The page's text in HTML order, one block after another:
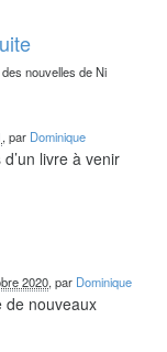
nouvelles de Ni
, par Dominique
livre à venir
2020, par Dominique
de nouveaux